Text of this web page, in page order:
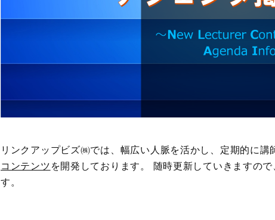
リンクアップビズ㈱では、幅広い人脈を活かし、定期的に講
コンテンツ を開発しております。 随時更新していきますの
す。